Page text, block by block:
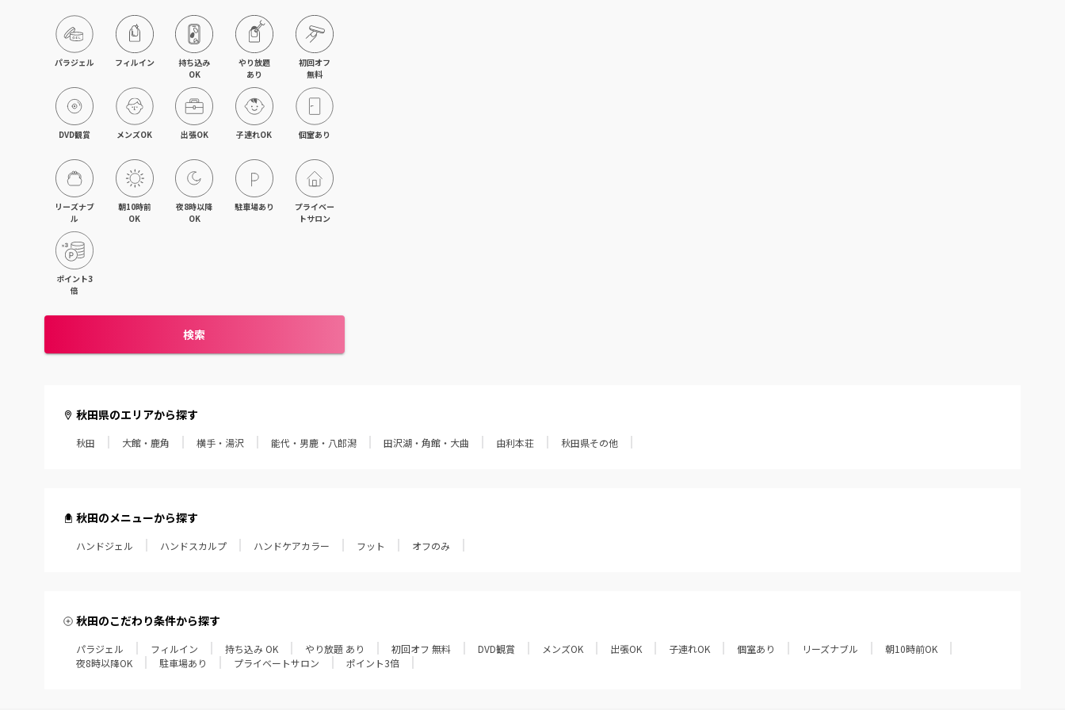
パラジェル フィルイン
持ち込み
OK
やり放題
あり
初回オフ
無料
DVD観賞 メンズOK 出張OK 子連れOK 個室あり
リーズナブ
ル
朝10時前
OK
夜8時以降
OK
駐車場あり
プライベー
トサロン
ポイント3
倍
検索
秋田県のエリアから探す
秋田 大館・鹿角 横手・湯沢 能代・男鹿・八郎潟 田沢湖・角館・大曲 由利本荘 秋田県その他
秋田のメニューから探す
ハンドジェル ハンドスカルプ ハンドケアカラー フット オフのみ
秋田のこだわり条件から探す
パラジェル フィルイン 持ち込み OK やり放題 あり 初回オフ 無料 DVD観賞 メンズOK 出張OK 子連れOK 個室あり リーズナブル
朝10時前OK
夜8時以降OK
駐車場あり プライベートサロン ポイント3倍